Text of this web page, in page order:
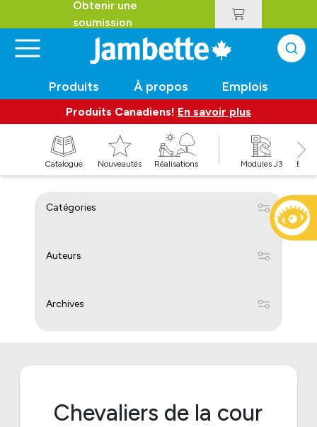
Obtenir une
soumission
Produits À propos Emplois
Produits Canadiens! En savoir plus
Catalogue Nouveautés Réalisations Modules J3
Catégories
Auteurs
Archives
Chevaliers de la cour